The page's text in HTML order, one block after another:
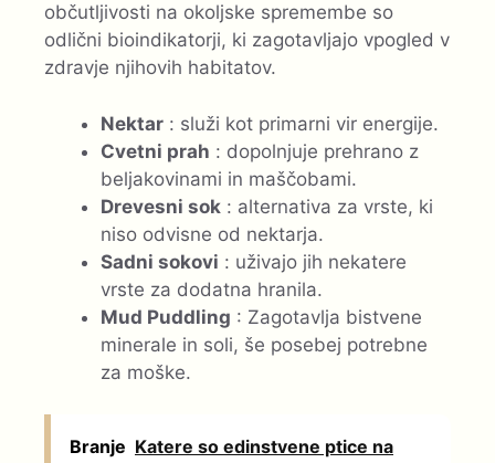
občutljivosti na okoljske spremembe so
odlični bioindikatorji, ki zagotavljajo vpogled v
zdravje njihovih habitatov.
Nektar : služi kot primarni vir energije.
Cvetni prah : dopolnjuje prehrano z
beljakovinami in maščobami.
Drevesni sok : alternativa za vrste, ki
niso odvisne od nektarja.
Sadni sokovi : uživajo jih nekatere
vrste za dodatna hranila.
Mud Puddling : Zagotavlja bistvene
minerale in soli, še posebej potrebne
za moške.
Branje Katere so edinstvene ptice na